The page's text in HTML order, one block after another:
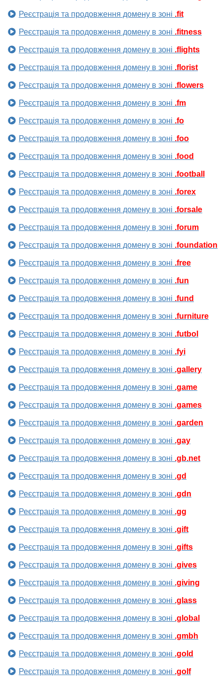
Реєстрація та продовження домену в зоні .fit
Реєстрація та продовження домену в зоні .fitness
Реєстрація та продовження домену в зоні .flights
Реєстрація та продовження домену в зоні .florist
Реєстрація та продовження домену в зоні .flowers
Реєстрація та продовження домену в зоні .fm
Реєстрація та продовження домену в зоні .fo
Реєстрація та продовження домену в зоні .foo
Реєстрація та продовження домену в зоні .food
Реєстрація та продовження домену в зоні .football
Реєстрація та продовження домену в зоні .forex
Реєстрація та продовження домену в зоні .forsale
Реєстрація та продовження домену в зоні .forum
Реєстрація та продовження домену в зоні .foundation
Реєстрація та продовження домену в зоні .free
Реєстрація та продовження домену в зоні .fun
Реєстрація та продовження домену в зоні .fund
Реєстрація та продовження домену в зоні .furniture
Реєстрація та продовження домену в зоні .futbol
Реєстрація та продовження домену в зоні .fyi
Реєстрація та продовження домену в зоні .gallery
Реєстрація та продовження домену в зоні .game
Реєстрація та продовження домену в зоні .games
Реєстрація та продовження домену в зоні .garden
Реєстрація та продовження домену в зоні .gay
Реєстрація та продовження домену в зоні .gb.net
Реєстрація та продовження домену в зоні .gd
Реєстрація та продовження домену в зоні .gdn
Реєстрація та продовження домену в зоні .gg
Реєстрація та продовження домену в зоні .gift
Реєстрація та продовження домену в зоні .gifts
Реєстрація та продовження домену в зоні .gives
Реєстрація та продовження домену в зоні .giving
Реєстрація та продовження домену в зоні .glass
Реєстрація та продовження домену в зоні .global
Реєстрація та продовження домену в зоні .gmbh
Реєстрація та продовження домену в зоні .gold
Реєстрація та продовження домену в зоні .golf